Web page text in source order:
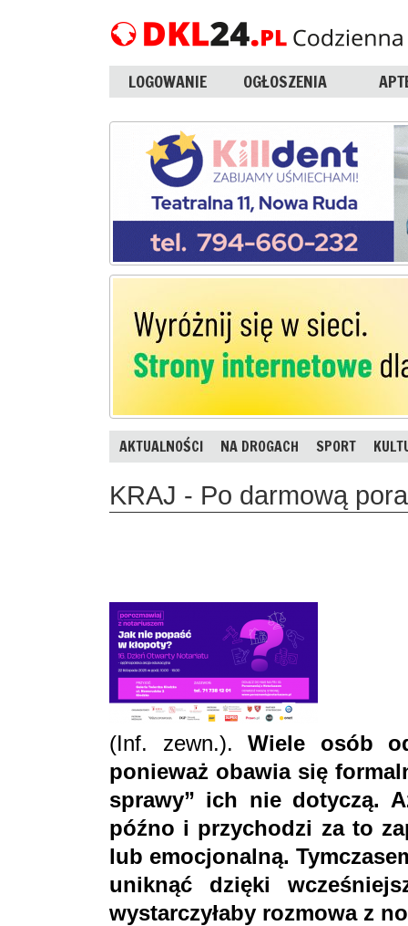
LOGOWANIE OGŁOSZENIA
AKTUALNOŚCI NA DROGACH SPORT
KRAJ - Po darmową
(Inf. zewn.).Wiele osób
ponieważ obawia się
sprawy” ich nie dotyczą.
późno i przychodzi za to
lub emocjonalną.
uniknąć dzięki
wystarczyłaby rozmowa z